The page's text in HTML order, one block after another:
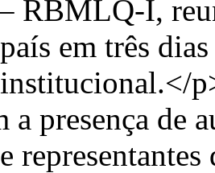
RBMLQ-I,
em três
a presença de